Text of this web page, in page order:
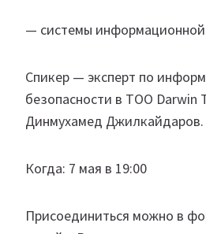
— системы информационной
Спикер — эксперт по
безопасности в ТОО Darwin
Динмухамед Джилкайдаров.
Когда: 7 мая в 19:00
Присоединиться можно в